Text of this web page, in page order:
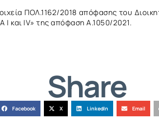
ΠΟΛ.1162/2018 απόφασης του
Ι και IV» της απόφαση Α.1050/2021.
Share
Facebook X LinkedIn Email